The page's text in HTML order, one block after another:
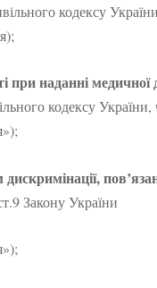
кодексу
при наданні медичної
кодексу
Закону України